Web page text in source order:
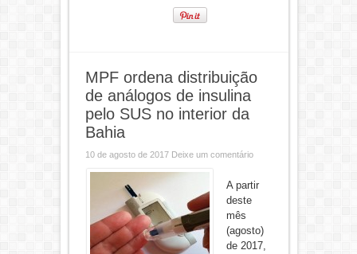
MPF ordena distribuição
de análogos de insulina
pelo SUS no interior da
Bahia
10 de agosto de 2017 Deixe um comentário
A partir
deste
mês
(agosto)
de 2017,